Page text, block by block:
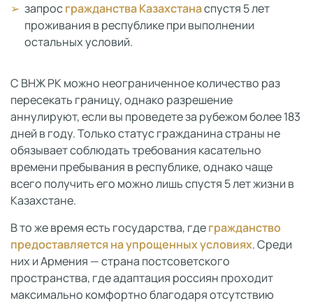
запросгражданства Казахстанаспустя 5 лет
проживания в республике при выполнении
остальных условий.
С ВНЖ РК можно неограниченное количество раз
пересекать границу, однако разрешение
аннулируют, если вы проведете за рубежом более 183
дней в году. Только статус гражданина страны не
обязывает соблюдать требования касательно
времени пребывания в республике, однако чаще
всего получить его можно лишь спустя 5 лет жизни в
Казахстане.
В то же время есть государства, гдегражданство
предоставляется на упрощенных условиях. Среди
них и Армения — страна постсоветского
пространства, где адаптация россиян проходит
максимально комфортно благодаря отсутствию